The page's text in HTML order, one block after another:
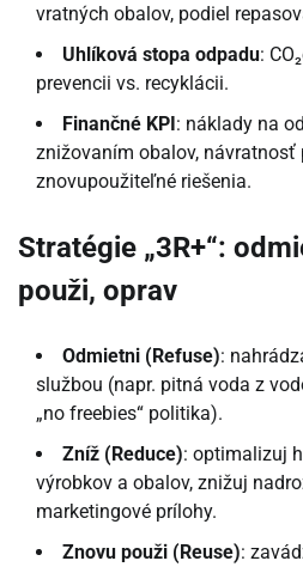
vratných obalov, podiel
Uhlíková stopa odpadu:
prevencii vs. recyklácii.
Finančné KPI: náklady na
znižovaním obalov, návratnosť
znovupoužiteľné riešenia.
Stratégie „3R+“:
použi, oprav
Odmietni (Refuse):
službou (napr. pitná voda z
„no freebies“ politika).
Zníž (Reduce): optimalizuj
výrobkov a obalov, znižuj
marketingové prílohy.
Znovu použi (Reuse):